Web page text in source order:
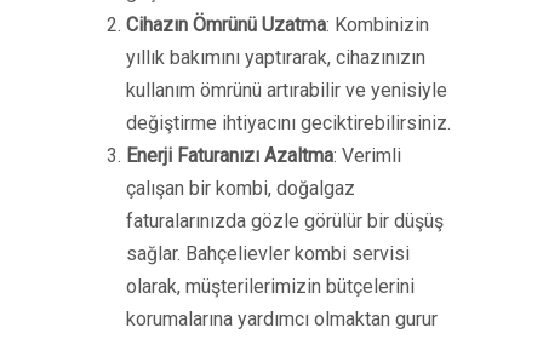
Cihazın Ömrünü Uzatma: Kombinizin
yıllık bakımını yaptırarak, cihazınızın
kullanım ömrünü artırabilir ve yenisiyle
değiştirme ihtiyacını geciktirebilirsiniz.
Enerji Faturanızı Azaltma: Verimli
çalışan bir kombi, doğalgaz
faturalarınızda gözle görülür bir düşüş
sağlar. Bahçelievler kombi servisi
olarak, müşterilerimizin bütçelerini
korumalarına yardımcı olmaktan gurur